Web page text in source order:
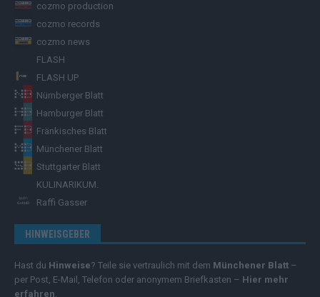
cozmo production
cozmo records
cozmo news
FLASH
FLASH UP
Nürnberger Blatt
Hamburger Blatt
Fränkisches Blatt
Münchener Blatt
Stuttgarter Blatt
KULINARIKUM.
Raffi Gasser
HINWEISGEBER
Hast du Hinweise? Teile sie vertraulich mit dem Münchener Blatt –
per Post, E-Mail, Telefon oder anonymem Briefkasten – Hier mehr
erfahren.